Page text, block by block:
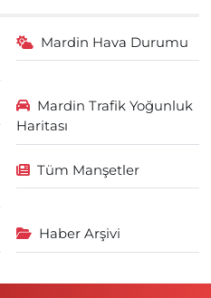
Mardin Hava Durumu
Mardin Trafik Yoğunluk
Haritası
Tüm Manşetler
Haber Arşivi